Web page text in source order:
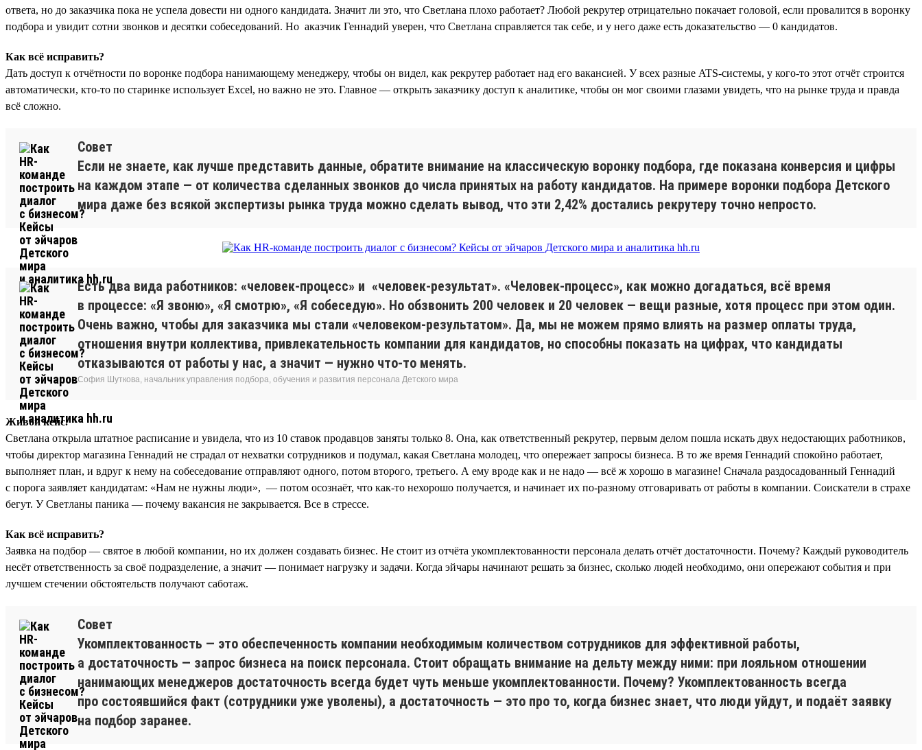
ответа, но до заказчика пока не успела довести ни одного кандидата. Значит ли это, что Светлана плохо работает? Любой рекрутер отрицательно покачает головой, если провалится в воронку
подбора и увидит сотни звонков и десятки собеседований. Но аказчик Геннадий уверен, что Светлана справляется так себе, и у него даже есть доказательство — 0 кандидатов.
Как всё исправить?
Дать доступ к отчётности по воронке подбора нанимающему менеджеру, чтобы он видел, как рекрутер работает над его вакансией. У всех разные ATS-системы, у кого-то этот отчёт строится
автоматически, кто-то по старинке использует Excel, но важно не это. Главное — открыть заказчику доступ к аналитике, чтобы он мог своими глазами увидеть, что на рынке труда и правда
всё сложно.
Совет
Если не знаете, как лучше представить данные, обратите внимание на классическую воронку подбора, где показана конверсия и цифры
на каждом этапе — от количества сделанных звонков до числа принятых на работу кандидатов. На примере воронки подбора Детского
мира даже без всякой экспертизы рынка труда можно сделать вывод, что эти 2,42% достались рекрутеру точно непросто.
Есть два вида работников: «человек-процесс» и «человек-результат». «Человек-процесс», как можно догадаться, всё время
в процессе: «Я звоню», «Я смотрю», «Я собеседую». Но обзвонить 200 человек и 20 человек — вещи разные, хотя процесс при этом один.
Очень важно, чтобы для заказчика мы стали «человеком-результатом». Да, мы не можем прямо влиять на размер оплаты труда,
отношения внутри коллектива, привлекательность компании для кандидатов, но способны показать на цифрах, что кандидаты
отказываются от работы у нас, а значит — нужно что-то менять.
София Шуткова, начальник управления подбора, обучения и развития персонала Детского мира
Живой кейс.
Светлана открыла штатное расписание и увидела, что из 10 ставок продавцов заняты только 8. Она, как ответственный рекрутер, первым делом пошла искать двух недостающих работников,
чтобы директор магазина Геннадий не страдал от нехватки сотрудников и подумал, какая Светлана молодец, что опережает запросы бизнеса. В то же время Геннадий спокойно работает,
выполняет план, и вдруг к нему на собеседование отправляют одного, потом второго, третьего. А ему вроде как и не надо — всё ж хорошо в магазине! Сначала раздосадованный Геннадий
с порога заявляет кандидатам: «Нам не нужны люди», — потом осознаёт, что как-то нехорошо получается, и начинает их по-разному отговаривать от работы в компании. Соискатели в страхе
бегут. У Светланы паника — почему вакансия не закрывается. Все в стрессе.
Как всё исправить?
Заявка на подбор — святое в любой компании, но их должен создавать бизнес. Не стоит из отчёта укомплектованности персонала делать отчёт достаточности. Почему? Каждый руководитель
несёт ответственность за своё подразделение, а значит — понимает нагрузку и задачи. Когда эйчары начинают решать за бизнес, сколько людей необходимо, они опережают события и при
лучшем стечении обстоятельств получают саботаж.
Совет
Укомплектованность — это обеспеченность компании необходимым количеством сотрудников для эффективной работы,
а достаточность — запрос бизнеса на поиск персонала. Стоит обращать внимание на дельту между ними: при лояльном отношении
нанимающих менеджеров достаточность всегда будет чуть меньше укомплектованности. Почему? Укомплектованность всегда
про состоявшийся факт (сотрудники уже уволены), а достаточность — это про то, когда бизнес знает, что люди уйдут, и подаёт заявку
на подбор заранее.